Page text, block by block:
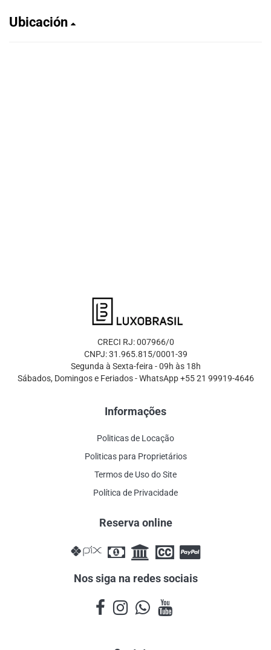
Ubicación
CRECI RJ: 007966/0
CNPJ: 31.965.815/0001-39
Segunda à Sexta-feira - 09h às 18h
Sábados, Domingos e Feriados - WhatsApp +55 21 99919-4646
Informações
Politicas de Locação
Politicas para Proprietários
Termos de Uso do Site
Política de Privacidade
Reserva online
Nos siga na redes sociais